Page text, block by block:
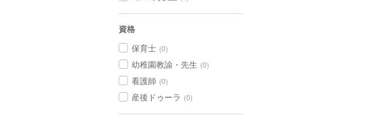
資格
保育士 (0)
幼稚園教諭・先生 (0)
看護師 (0)
産後ドゥーラ (0)